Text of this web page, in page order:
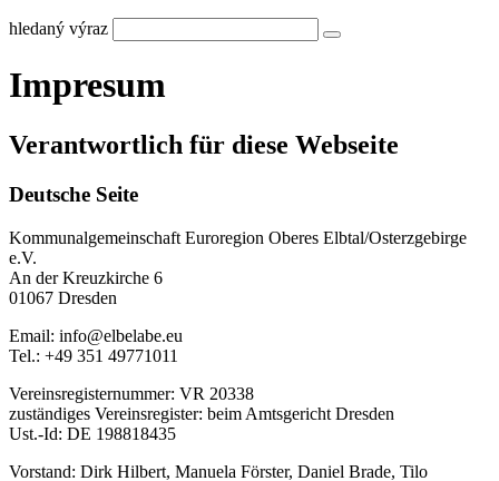
hledaný výraz
Impresum
Verantwortlich für diese Webseite
Deutsche Seite
Kommunalgemeinschaft Euroregion Oberes Elbtal/Osterzgebirge
e.V.
An der Kreuzkirche 6
01067 Dresden
Email: info@elbelabe.eu
Tel.: +49 351 49771011
Vereinsregisternummer: VR 20338
zuständiges Vereinsregister: beim Amtsgericht Dresden
Ust.-Id: DE 198818435
Vorstand: Dirk Hilbert, Manuela Förster, Daniel Brade, Tilo